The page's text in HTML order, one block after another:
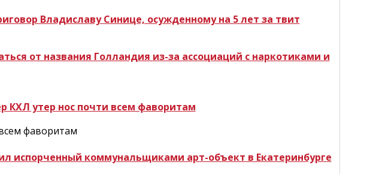
Владиславу Синице, осужденному на 5 лет за твит
от названия Голландия из-за ассоциаций с наркотиками и
КХЛ утер нос почти всем фаворитам
фаворитам
испорченный коммунальщиками арт-объект в Екатеринбурге